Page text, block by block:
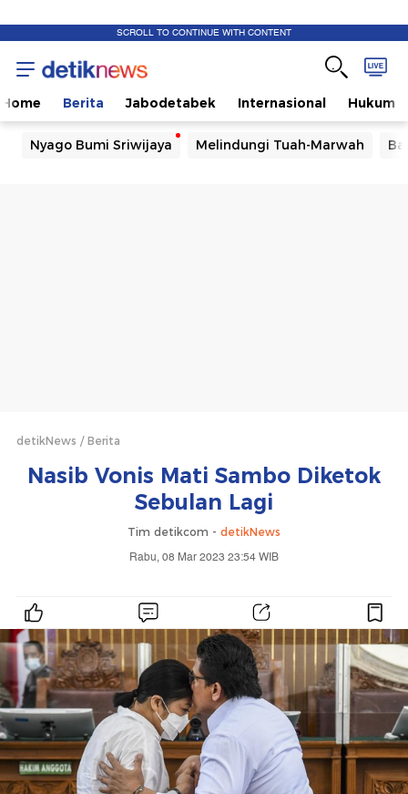
SCROLL TO CONTINUE WITH CONTENT
Home Berita Jabodetabek Internasional Hukum
Nyago Bumi Sriwijaya Melindungi Tuah-Marwah
detikNews Berita
Nasib Vonis Mati Sambo Diketok
Sebulan Lagi
Tim detikcom - detikNews
Rabu, 08 Mar 2023 23:54 WIB